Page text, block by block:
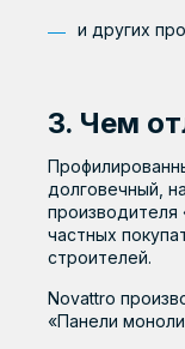
и других
3. Чем
долговечный,
частных
строителей.
Novattro
«Панели